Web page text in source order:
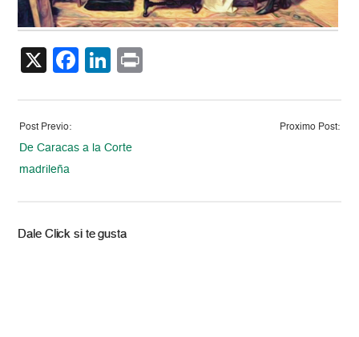
X Facebook
LinkedIn
Post Previo:
De Caracas a la Corte
madrileña
Proximo Post:
Dale Click si te gusta